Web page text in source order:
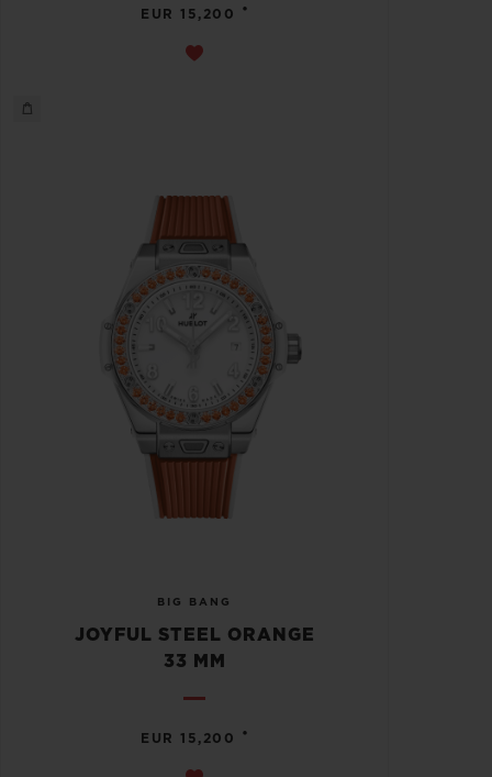
EUR 15,200 •
BIG BANG
JOYFUL STEEL ORANGE
33 MM
EUR 15,200 •